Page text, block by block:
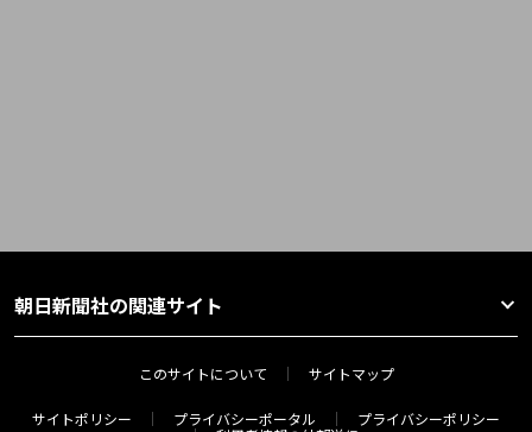
朝日新聞社の関連サイト
このサイトについて サイトマップ
サイトポリシー プライバシーポータル
プライバシーポリシー